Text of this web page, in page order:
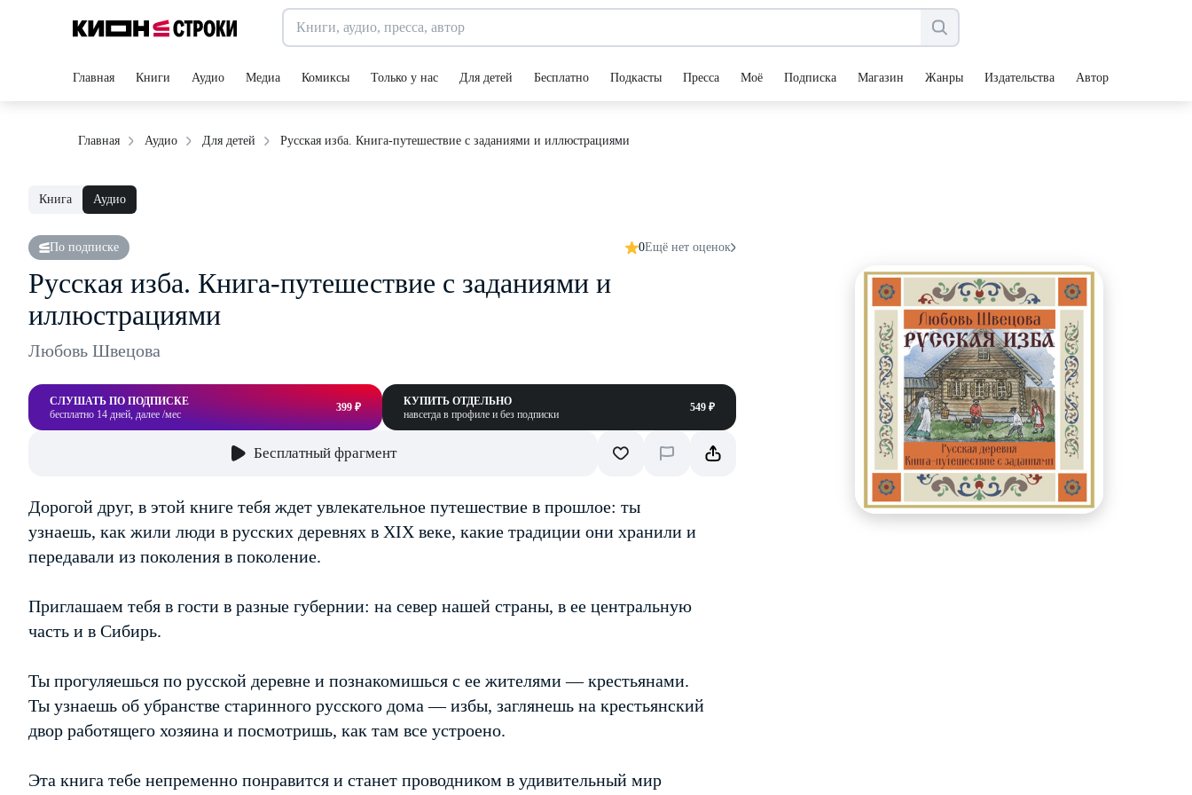
Главная Книги Аудио Медиа Комиксы Только у нас Для детей Бесплатно Подкасты Пресса Моё Подписка Магазин Жанры Издательства Авторы
Главная Аудио Для детей Русская изба. Книга-путешествие с заданиями и иллюстрациями
Книга Аудио
По подписке 0Ещё нет оценок
Русская изба. Книга-путешествие с заданиями и
иллюстрациями
Любовь Швецова
СЛУШАТЬ ПО ПОДПИСКЕ
бесплатно 14 дней, далее /мес
399 ₽
КУПИТЬ ОТДЕЛЬНО
навсегда в профиле и без подписки
549 ₽
Бесплатный фрагмент
Дорогой друг, в этой книге тебя ждет увлекательное путешествие в прошлое: ты
узнаешь, как жили люди в русских деревнях в XIX веке, какие традиции они хранили и
передавали из поколения в поколение.
Приглашаем тебя в гости в разные губернии: на север нашей страны, в ее центральную
часть и в Сибирь.
Ты прогуляешься по русской деревне и познакомишься с ее жителями — крестьянами.
Ты узнаешь об убранстве старинного русского дома — избы, заглянешь на крестьянский
двор работящего хозяина и посмотришь, как там все устроено.
Эта книга тебе непременно понравится и станет проводником в удивительный мир